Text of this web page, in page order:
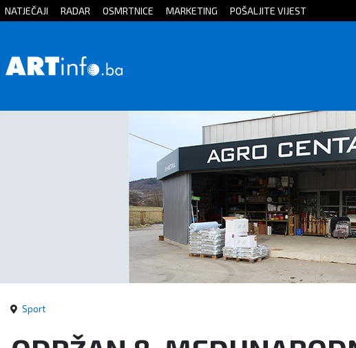
Početna
Zanimljivosti
NATJEČAJI RADAR OSMRTNICE MARKETING POŠALJITE VIJEST
Sport